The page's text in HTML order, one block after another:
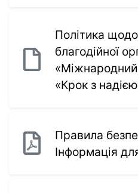
Політика
благодійної
«Крок з
Правила
Інформація